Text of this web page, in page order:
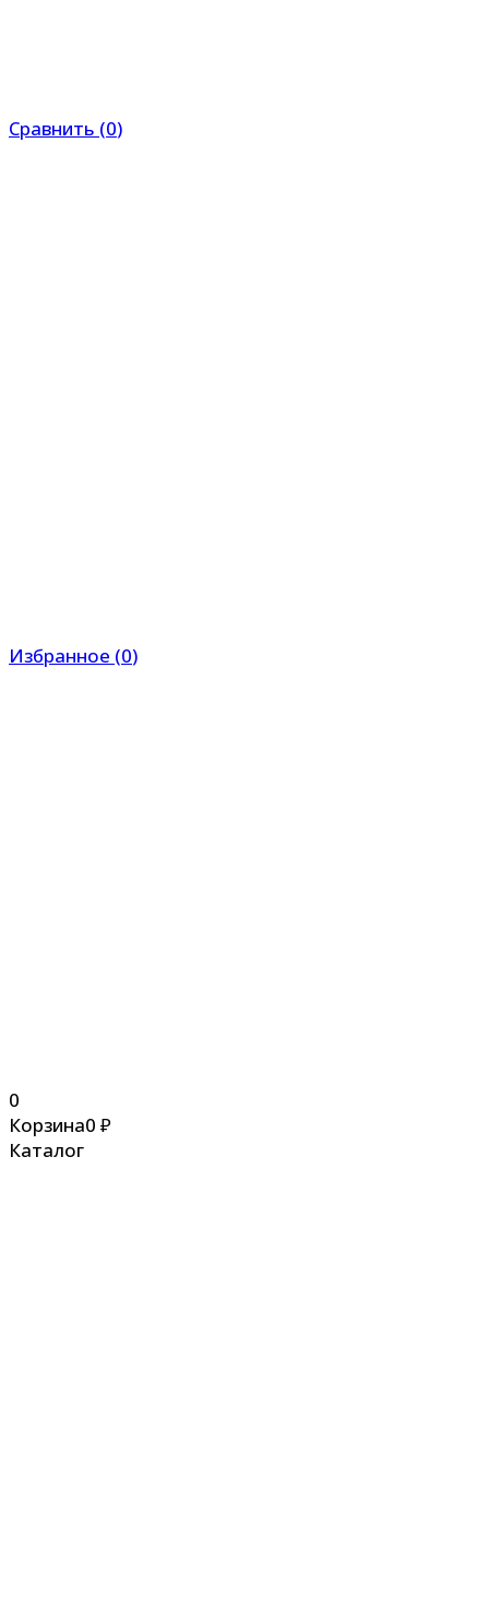
Сравнить (0)
Избранное (0)
0
Корзина0 ₽
Каталог